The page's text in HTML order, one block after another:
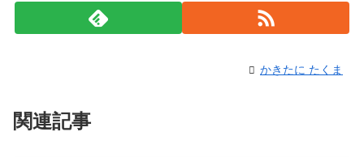
かきたに たくま
関連記事